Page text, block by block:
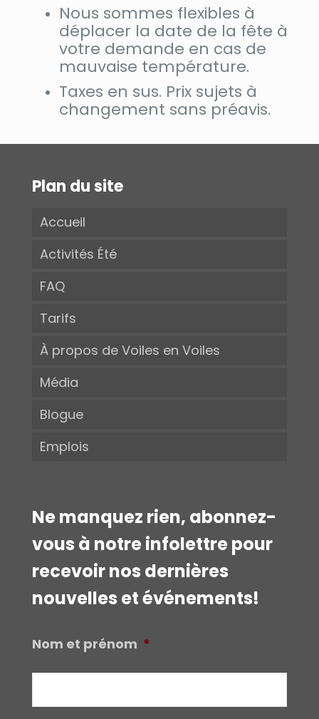
Nous sommes flexibles à
déplacer la date de la fête à
votre demande en cas de
mauvaise température.
Taxes en sus. Prix sujets à
changement sans préavis.
Plan du site
Accueil
Activités Été
FAQ
Tarifs
À propos de Voiles en Voiles
Média
Blogue
Emplois
Ne manquez rien, abonnez-
vous à notre infolettre pour
recevoir nos dernières
nouvelles et événements!
Nom et prénom *